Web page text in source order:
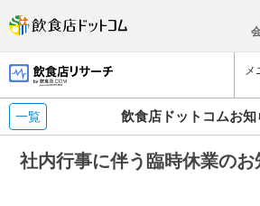
メ
一覧 飲食店ドットコムお知
社内行事に伴う臨時休業のお